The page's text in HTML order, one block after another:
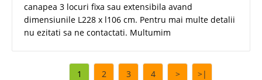
canapea 3 locuri fixa sau extensibila avand
dimensiunile L228 x l106 cm. Pentru mai multe detalii
nu ezitati sa ne contactati. Multumim
1 2 3 4 > >|